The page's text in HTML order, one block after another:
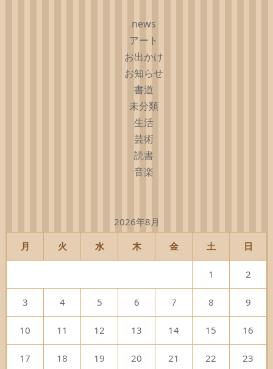
news
アート
お出かけ
お知らせ
書道
未分類
生活
芸術
読書
音楽
2026年8月
月 火 水 木 金 土 日
1 2
3 4 5 6 7 8 9
10 11 12 13 14 15 16
17 18 19 20 21 22 23